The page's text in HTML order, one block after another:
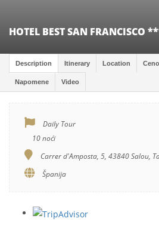
HOTEL BEST SAN FRANCISCO
Description Itinerary Location
Napomene Video
Daily Tour
10 noći
Carrer d'Amposta, 5, 43840 Salou,
Španija